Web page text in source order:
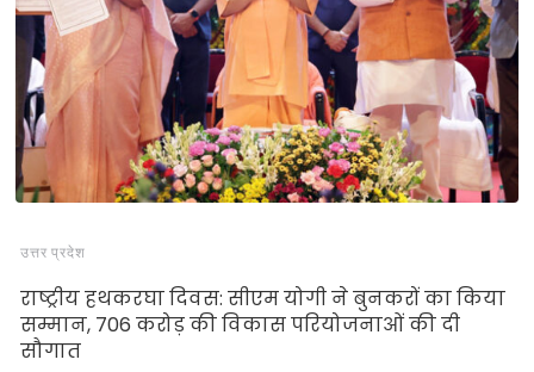
उत्तर प्रदेश
राष्ट्रीय हथकरघा दिवस: सीएम योगी ने बुनकरों का किया
सम्मान, 706 करोड़ की विकास परियोजनाओं की दी
सौगात